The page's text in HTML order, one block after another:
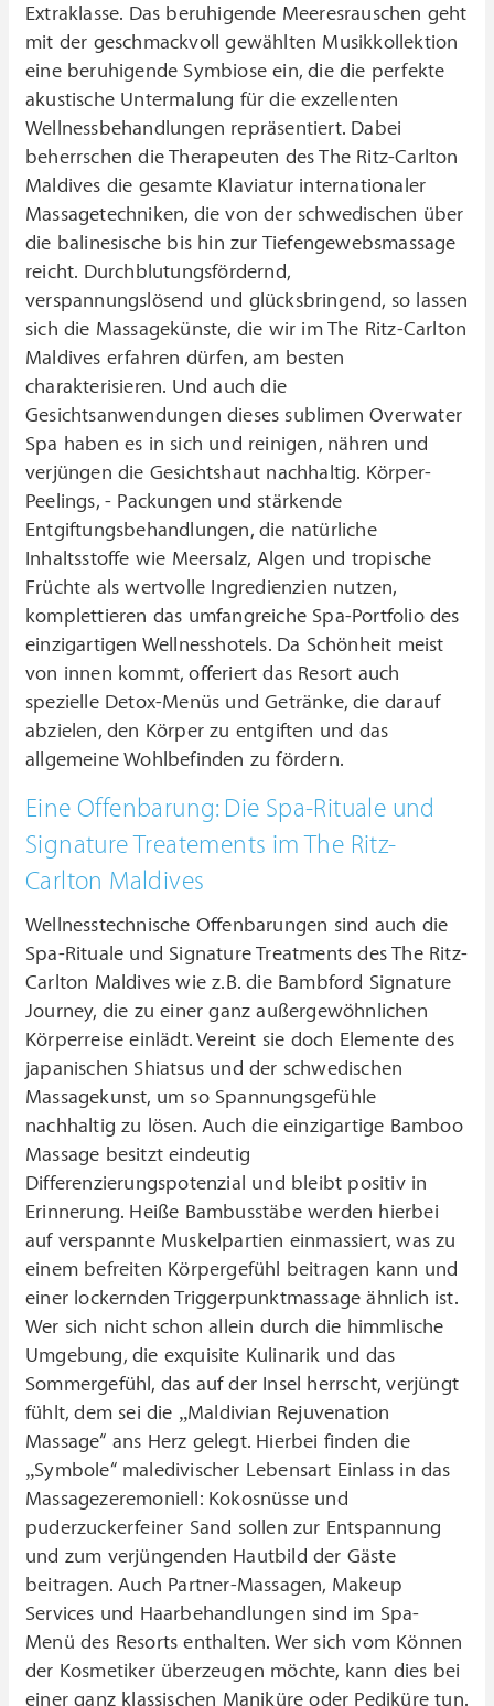
Extraklasse. Das beruhigende Meeresrauschen geht
mit der geschmackvoll gewählten Musikkollektion
eine beruhigende Symbiose ein, die die perfekte
akustische Untermalung für die exzellenten
Wellnessbehandlungen repräsentiert. Dabei
beherrschen die Therapeuten des The Ritz-Carlton
Maldives die gesamte Klaviatur internationaler
Massagetechniken, die von der schwedischen über
die balinesische bis hin zur Tiefengewebsmassage
reicht. Durchblutungsfördernd,
verspannungslösend und glücksbringend, so lassen
sich die Massagekünste, die wir im The Ritz-Carlton
Maldives erfahren dürfen, am besten
charakterisieren. Und auch die
Gesichtsanwendungen dieses sublimen Overwater
Spa haben es in sich und reinigen, nähren und
verjüngen die Gesichtshaut nachhaltig. Körper-
Peelings, - Packungen und stärkende
Entgiftungsbehandlungen, die natürliche
Inhaltsstoffe wie Meersalz, Algen und tropische
Früchte als wertvolle Ingredienzien nutzen,
komplettieren das umfangreiche Spa-Portfolio des
einzigartigen Wellnesshotels. Da Schönheit meist
von innen kommt, offeriert das Resort auch
spezielle Detox-Menüs und Getränke, die darauf
abzielen, den Körper zu entgiften und das
allgemeine Wohlbefinden zu fördern.
Eine Offenbarung: Die Spa-Rituale und
Signature Treatements im The Ritz-
Carlton Maldives
Wellnesstechnische Offenbarungen sind auch die
Spa-Rituale und Signature Treatments des The Ritz-
Carlton Maldives wie z.B. die Bambford Signature
Journey, die zu einer ganz außergewöhnlichen
Körperreise einlädt. Vereint sie doch Elemente des
japanischen Shiatsus und der schwedischen
Massagekunst, um so Spannungsgefühle
nachhaltig zu lösen. Auch die einzigartige Bamboo
Massage besitzt eindeutig
Differenzierungspotenzial und bleibt positiv in
Erinnerung. Heiße Bambusstäbe werden hierbei
auf verspannte Muskelpartien einmassiert, was zu
einem befreiten Körpergefühl beitragen kann und
einer lockernden Triggerpunktmassage ähnlich ist.
Wer sich nicht schon allein durch die himmlische
Umgebung, die exquisite Kulinarik und das
Sommergefühl, das auf der Insel herrscht, verjüngt
fühlt, dem sei die „Maldivian Rejuvenation
Massage“ ans Herz gelegt. Hierbei finden die
„Symbole“ maledivischer Lebensart Einlass in das
Massagezeremoniell: Kokosnüsse und
puderzuckerfeiner Sand sollen zur Entspannung
und zum verjüngenden Hautbild der Gäste
beitragen. Auch Partner-Massagen, Makeup
Services und Haarbehandlungen sind im Spa-
Menü des Resorts enthalten. Wer sich vom Können
der Kosmetiker überzeugen möchte, kann dies bei
einer ganz klassischen Maniküre oder Pediküre tun.